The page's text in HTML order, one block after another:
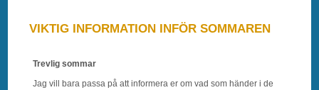
VIKTIG INFORMATION INFÖR SOMMAREN
Trevlig sommar
Jag vill bara passa på att informera er om vad som händer i de